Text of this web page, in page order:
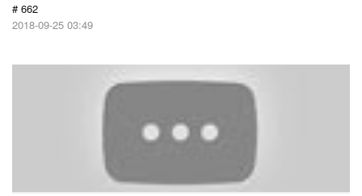
# 662
2018-09-25 03:49